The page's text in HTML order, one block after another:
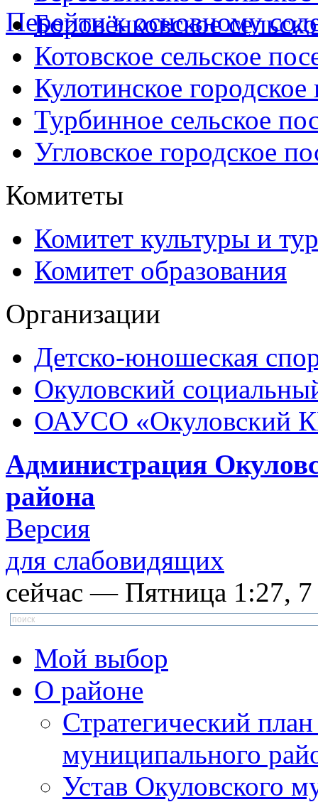
Перейти к основному
Боровёнковское
Котовское сельское
Кулотинское городское
Турбинное сельское
Угловское городское
Комитеты
Комитет культуры и
Комитет образования
Организации
Детско-юношеская
Окуловский
ОАУСО «Окуловский
Администрация
района
Версия
для слабовидящих
сейчас — Пятница 1:27, 7
Мой выбор
О районе
Стратегический
муниципального
Устав Окуловского